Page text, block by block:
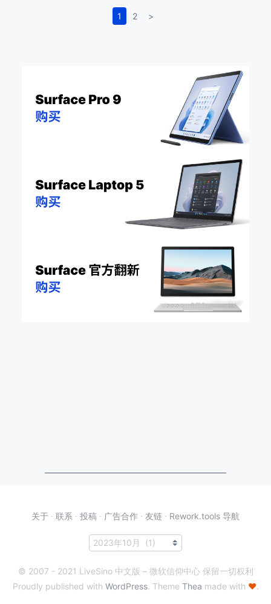
1 2 >
关于 · 联系 · 投稿 · 广告合作 · 友链 · Rework.tools 导航
© 2007 - 2021 LiveSino 中文版 – 微软信仰中心 保留一切权利
Proudly published with WordPress. Theme Thea made with ♥.